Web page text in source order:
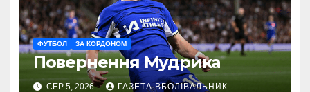
ФУТБОЛ ЗА КОРДОНОМ
Повернення Мудрика
СЕР 5, 2026 ГАЗЕТА ВБОЛІВАЛЬНИК